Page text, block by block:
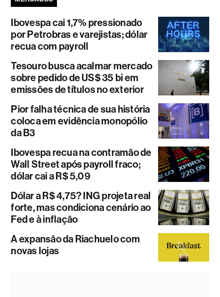
Ibovespa cai 1,7% pressionado
por Petrobras e varejistas; dólar
recua com payroll
Tesouro busca acalmar mercado
sobre pedido de US$ 35 bi em
emissões de títulos no exterior
Pior falha técnica de sua história
coloca em evidência monopólio
da B3
Ibovespa recua na contramão de
Wall Street após payroll fraco;
dólar cai a R$ 5,09
Dólar a R$ 4,75? ING projeta real
forte, mas condiciona cenário ao
Fed e à inflação
A expansão da Riachuelo com
novas lojas